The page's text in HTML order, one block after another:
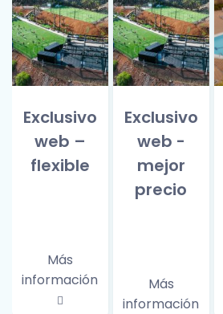
Exclusivo
web –
flexible
Más
información
Exclusivo
web -
mejor
precio
Más
información